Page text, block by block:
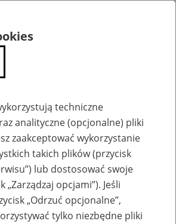
techniczne
analityczne (opcjonalne) pliki
zaakceptować wykorzystanie
takich plików (przycisk
lub dostosować swoje
„Zarządzaj opcjami”). Jeśli
„Odrzuć opcjonalne”,
tylko niezbędne pliki